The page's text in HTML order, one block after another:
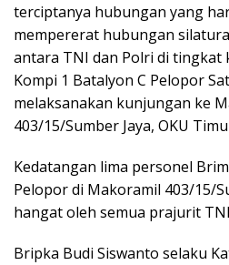
terciptanya hubungan yang
mempererat hubungan
antara TNI dan Polri di tingkat
Kompi 1 Batalyon C Pelopor
melaksanakan kunjungan ke
403/15/Sumber Jaya, OKU
Kedatangan lima personel
Pelopor di Makoramil 403/15/
hangat oleh semua prajurit
Bripka Budi Siswanto selaku